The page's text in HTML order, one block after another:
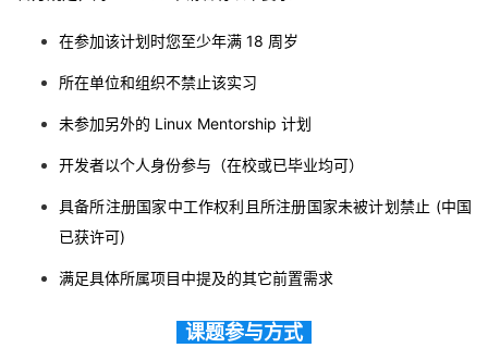
在参加该计划时您至少年满 18 周岁
所在单位和组织不禁止该实习
未参加另外的 Linux Mentorship 计划
开发者以个人身份参与（在校或已毕业均可）
具备所注册国家中工作权利且所注册国家未被计划禁止 (中国
已获许可)
满足具体所属项目中提及的其它前置需求
课题参与方式